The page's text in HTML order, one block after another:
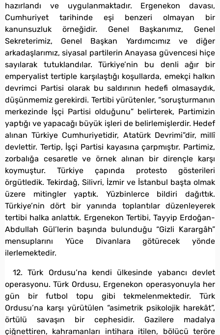
hazırlandı ve uygulanmaktadır. Ergenekon davası,
Cumhuriyet tarihinde eşi benzeri olmayan bir
kanunsuzluk örneğidir. Genel Başkanımız, Genel
Sekreterimiz, Genel Başkan Yardımcımız ve diğer
arkadaşlarımız, siyasal partilerin Anayasa güvencesi hiçe
sayılarak tutuklandılar. Türkiye’nin bu denli ağır bir
emperyalist tertiple karşılaştığı koşullarda, emekçi halkın
devrimci Partisi olarak bu saldırının hedefi olmasaydık,
düşünmemiz gerekirdi. Tertibi yürütenler, “soruşturmanın
merkezinde İşçi Partisi olduğunu” belirterek, Partimizin
yaptığı ve yapacağı büyük işleri de belirlemişlerdir. Hedef
alınan Türkiye Cumhuriyetidir, Atatürk Devrimi”dir, millî
devlettir. Tertip, İşçi Partisi kayasına çarpmıştır. Partimiz,
zorbalığa cesaretle ve örnek alınan bir dirençle karşı
koymuştur. Türkiye çapında protesto gösterileri
örgütledik. Tekirdağ, Silivri, İzmir ve İstanbul başta olmak
üzere mitingler yaptık. Yüzbinlerce bildiri dağıttık.
Türkiye’nin dört bir yanında toplantılar düzenleyerek
tertibi halka anlattık. Ergenekon Tertibi, Tayyip Erdoğan-
Abdullah Gül’lerin başında bulunduğu “Gizli Karargâh”
mensuplarını Yüce Divanlara götürecek yönde
ilerlemektedir.
12. Türk Ordusu’na kendi ülkesinde yabancı devlet
operasyonu. Türk Ordusu, Ergenekon operasyonuyla her
gün bir futbol topu gibi tekmelenmektedir. Türk
Ordusu’na karşı yürütülen “asimetrik psikolojik harekât”,
örtülü savaşın bir cephesidir. Gazilere madalya
çiğnettiren, kahramanları intihara itilen, bölücü teröre